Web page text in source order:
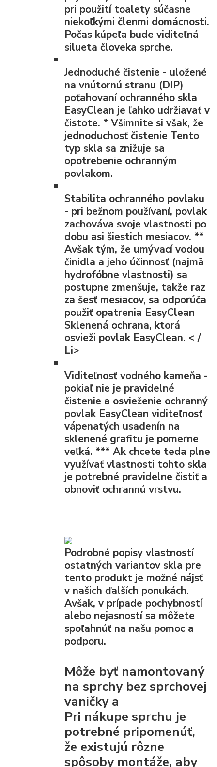
pri použití toalety súčasne
niekoľkými členmi domácnosti.
Počas kúpeľa bude viditeľná
silueta človeka sprche.
Jednoduché čistenie - uložené
na vnútornú stranu (DIP)
poťahovaní ochranného skla
EasyClean je ľahko udržiavať v
čistote. *Všimnite si však, že
jednoduchosť čistenie Tento
typ skla sa znižuje sa
opotrebenie ochranným
povlakom.
Stabilita ochranného povlaku
- pri bežnom používaní, povlak
zachováva svoje vlastnosti po
dobu asi šiestich mesiacov. **
Avšak tým, že umývací vodou
činidla a jeho účinnosť (najmä
hydrofóbne vlastnosti) sa
postupne zmenšuje, takže raz
za šesť mesiacov, sa odporúča
použiť opatrenia EasyClean
Sklenená ochrana, ktorá
osvieži povlak EasyClean. < /
Li>
Viditeľnosť vodného kameňa -
pokiaľ nie je pravidelné
čistenie a osvieženie ochranný
povlak EasyClean viditeľnosť
vápenatých usadenín na
sklenené grafitu je pomerne
veľká. ***Ak chcete teda plne
využívať vlastnosti tohto skla
je potrebné pravidelne čistiť a
obnoviť ochrannú vrstvu.
Podrobné popisy vlastností
ostatných variantov skla pre
tento produkt je možné nájsť
v našich ďalších ponukách.
Avšak, v prípade pochybností
alebo nejasností sa môžete
spoľahnúť na našu pomoc a
podporu.
Môže byť namontovaný
na sprchy bez sprchovej
vaničky a
Pri nákupe sprchu je
potrebné pripomenúť,
že existujú rôzne
spôsoby montáže, aby